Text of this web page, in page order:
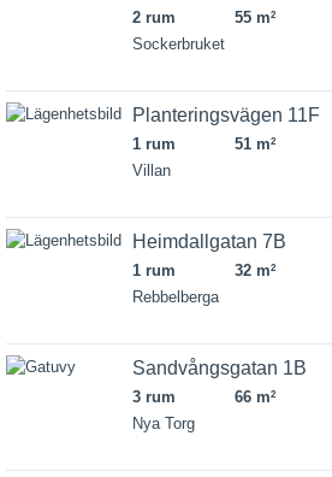
2 rum 55 m2
Sockerbruket
Planteringsvägen 11F
1 rum 51 m2
Villan
Heimdallgatan 7B
1 rum 32 m2
Rebbelberga
Sandvångsgatan 1B
3 rum 66 m2
Nya Torg